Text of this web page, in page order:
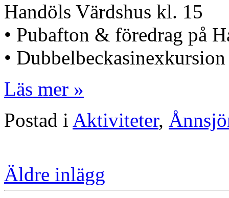
Handöls Värdshus kl. 15
• Pubafton & föredrag på
•
Läs mer »
Postad i Aktiviteter,
Äldre inlägg